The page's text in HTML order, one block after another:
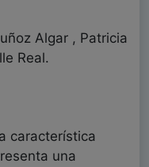
Algar , Patricia
Real.
característica
una